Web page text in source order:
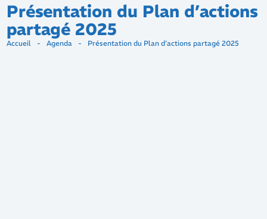
Présentation du Plan d’actions
partagé 2025
Accueil - Agenda - Présentation du Plan d'actions partagé 2025